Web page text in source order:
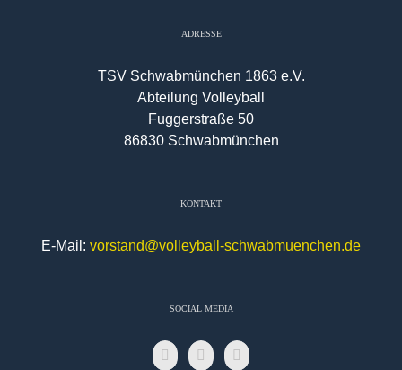
ADRESSE
TSV Schwabmünchen 1863 e.V.
Abteilung Volleyball
Fuggerstraße 50
86830 Schwabmünchen
KONTAKT
E-Mail: vorstand@volleyball-schwabmuenchen.de
SOCIAL MEDIA